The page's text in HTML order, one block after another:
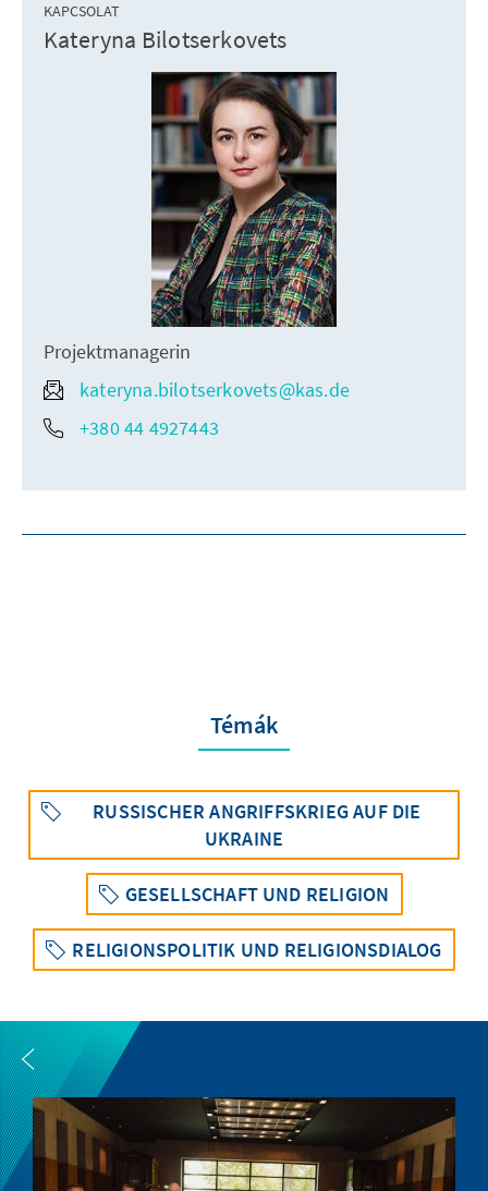
KAPCSOLAT
Kateryna Bilotserkovets
Projektmanagerin
kateryna.bilotserkovets@kas.de
+380 44 4927443
Témák
RUSSISCHER ANGRIFFSKRIEG AUF DIE
UKRAINE
GESELLSCHAFT UND RELIGION
RELIGIONSPOLITIK UND RELIGIONSDIALOG